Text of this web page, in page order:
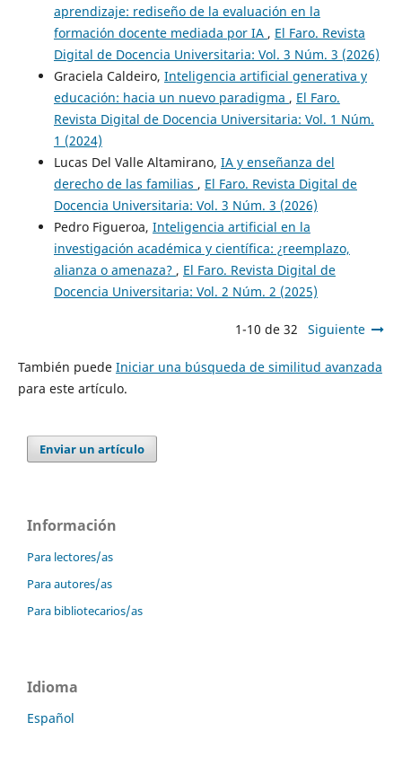
aprendizaje: rediseño de la evaluación en la
formación docente mediada por IA , El Faro. Revista
Digital de Docencia Universitaria: Vol. 3 Núm. 3 (2026)
Graciela Caldeiro, Inteligencia artificial generativa y
educación: hacia un nuevo paradigma , El Faro.
Revista Digital de Docencia Universitaria: Vol. 1 Núm.
1 (2024)
Lucas Del Valle Altamirano, IA y enseñanza del
derecho de las familias , El Faro. Revista Digital de
Docencia Universitaria: Vol. 3 Núm. 3 (2026)
Pedro Figueroa, Inteligencia artificial en la
investigación académica y científica: ¿reemplazo,
alianza o amenaza? , El Faro. Revista Digital de
Docencia Universitaria: Vol. 2 Núm. 2 (2025)
1-10 de 32 Siguiente
También puede Iniciar una búsqueda de similitud avanzada
para este artículo.
Enviar un artículo
Información
Para lectores/as
Para autores/as
Para bibliotecarios/as
Idioma
Español